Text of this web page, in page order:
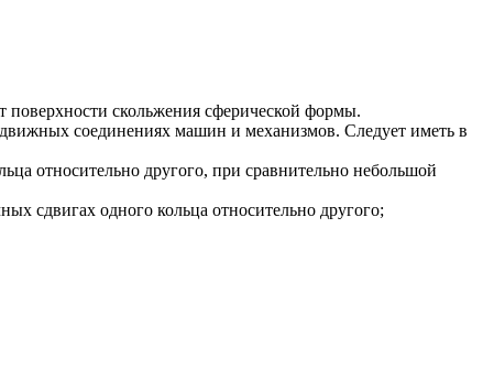
скольжения сферической формы.
соединениях машин и механизмов. Следует иметь в
относительно другого, при сравнительно небольшой
сдвигах одного кольца относительно другого;